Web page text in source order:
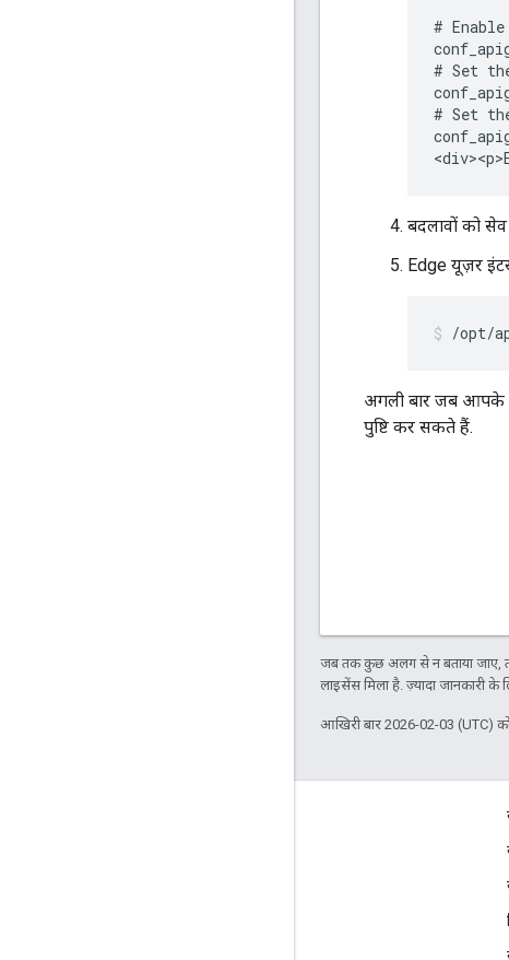
#
# Set
# Set
बदलावों को
Edge यूज़र
/opt/
अगली बार जब आपके
पुष्टि कर सकते हैं.
जब तक कुछ अलग से न बताया जाए,
लाइसेंस मिला है. ज़्यादा जानकारी के
आखिरी बार 2026-02-03 (UTC)